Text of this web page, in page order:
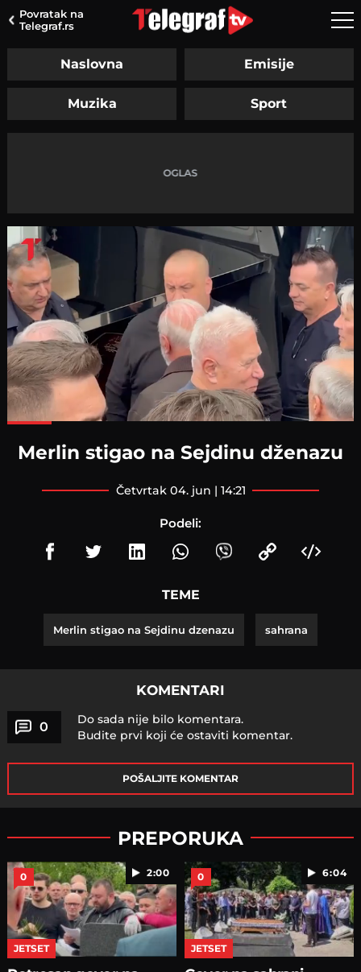
Povratak na
Telegraf.rs
Naslovna Emisije
Muzika Sport
Merlin stigao na Sejdinu dženazu
četvrtak 04. jun | 14:21
Podeli:
TEME
Merlin stigao na Sejdinu dzenazu sahrana
KOMENTARI
0
Do sada nije bilo komentara.
Budite prvi koji će ostaviti komentar.
POŠALJITE KOMENTAR
PREPORUKA
2:00
0
JETSET
6:04
0
JETSET